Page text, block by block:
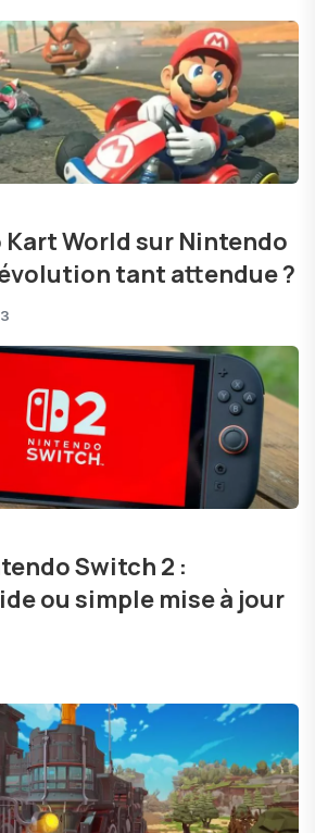
Kart World sur Nintendo
tant attendue ?
Switch 2 :
ou simple mise à jour